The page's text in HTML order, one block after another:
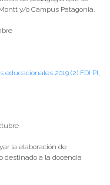
y/o Campus Patagonia.
educacionales 2019 (2) FDI PI,
la elaboración de
destinado a la docencia